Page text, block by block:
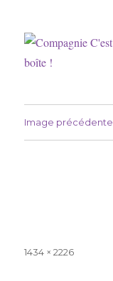
Image précédente
Taille
1434 × 2226